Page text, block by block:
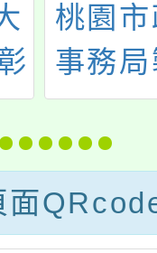
桃園
事務
創
面